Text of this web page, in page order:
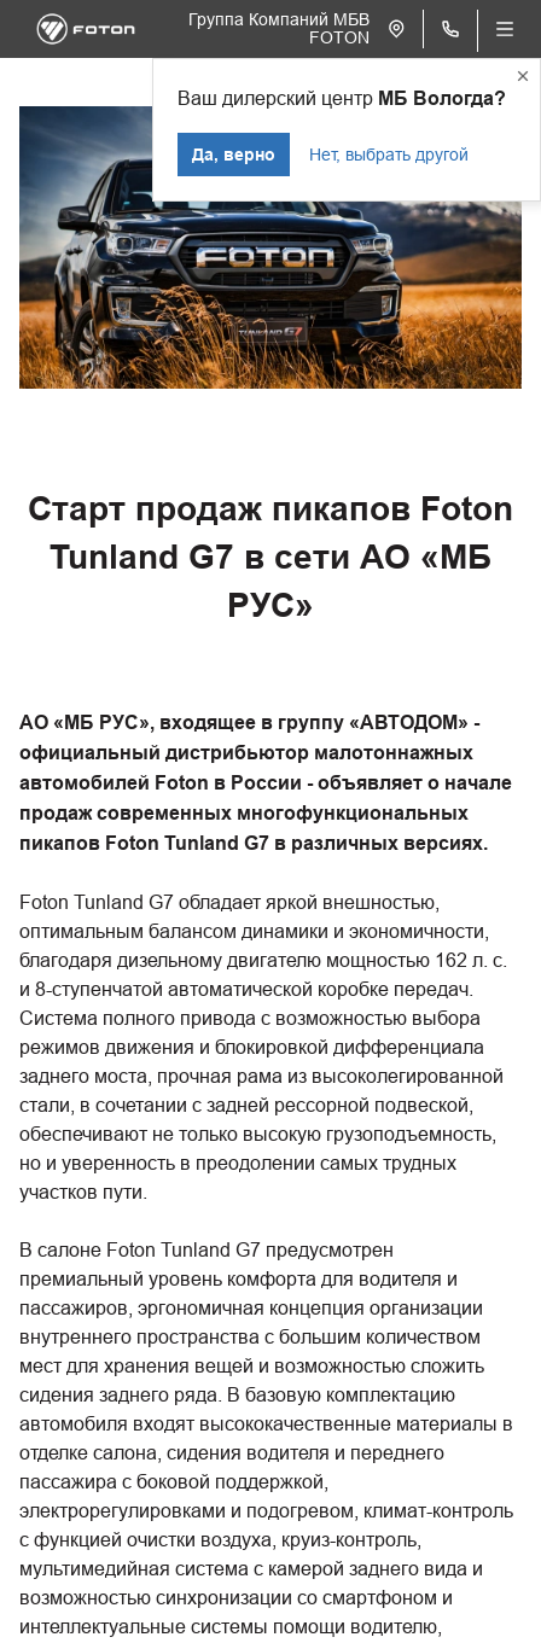
Группа Компаний МБВ
FOTON
Старт продаж пикапов Foton
Tunland G7 в сети АО «МБ
РУС»
АО «МБ РУС», входящее в группу «АВТОДОМ» -
официальный дистрибьютор малотоннажных
автомобилей Foton в России - объявляет о начале
продаж современных многофункциональных
пикапов Foton Tunland G7 в различных версиях.
Foton Tunland G7 обладает яркой внешностью,
оптимальным балансом динамики и экономичности,
благодаря дизельному двигателю мощностью 162 л. с.
и 8-ступенчатой автоматической коробке передач.
Система полного привода с возможностью выбора
режимов движения и блокировкой дифференциала
заднего моста, прочная рама из высоколегированной
стали, в сочетании с задней рессорной подвеской,
обеспечивают не только высокую грузоподъемность,
но и уверенность в преодолении самых трудных
участков пути.
В салоне Foton Tunland G7 предусмотрен
премиальный уровень комфорта для водителя и
пассажиров, эргономичная концепция организации
внутреннего пространства с большим количеством
мест для хранения вещей и возможностью сложить
сидения заднего ряда. В базовую комплектацию
автомобиля входят высококачественные материалы в
отделке салона, сидения водителя и переднего
пассажира с боковой поддержкой,
электрорегулировками и подогревом, климат-контроль
с функцией очистки воздуха, круиз-контроль,
мультимедийная система с камерой заднего вида и
возможностью синхронизации со смартфоном и
интеллектуальные системы помощи водителю,
Ваш дилерский центр МБ Вологда?
Да, верно Нет, выбрать другой